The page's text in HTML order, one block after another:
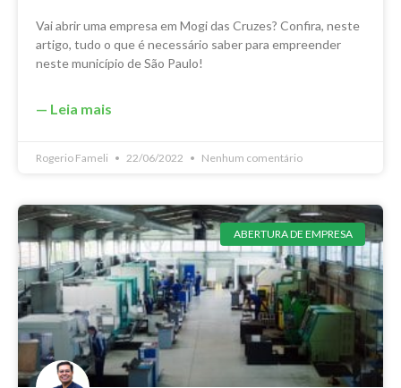
Vai abrir uma empresa em Mogi das Cruzes? Confira, neste
artigo, tudo o que é necessário saber para empreender
neste município de São Paulo!
— Leia mais
Rogerio Fameli 22/06/2022 Nenhum comentário
ABERTURA DE EMPRESA